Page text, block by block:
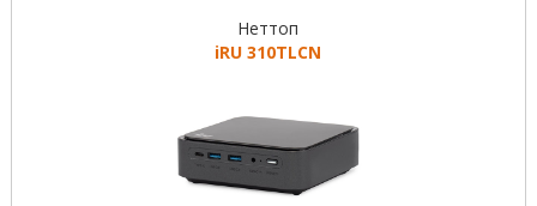
Неттоп
iRU 310TLCN